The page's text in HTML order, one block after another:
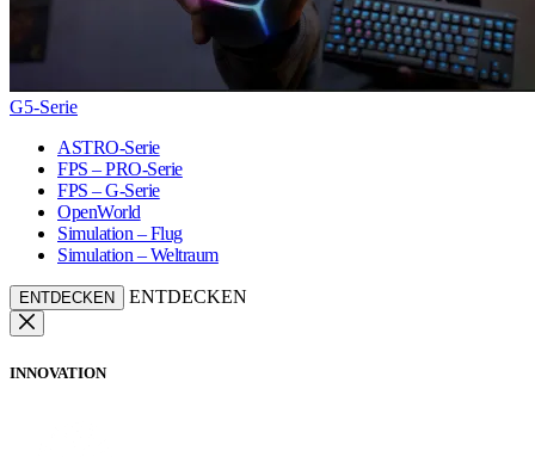
G5-Serie
ASTRO-Serie
FPS – PRO-Serie
FPS – G-Serie
OpenWorld
Simulation – Flug
Simulation – Weltraum
ENTDECKEN ENTDECKEN
INNOVATION